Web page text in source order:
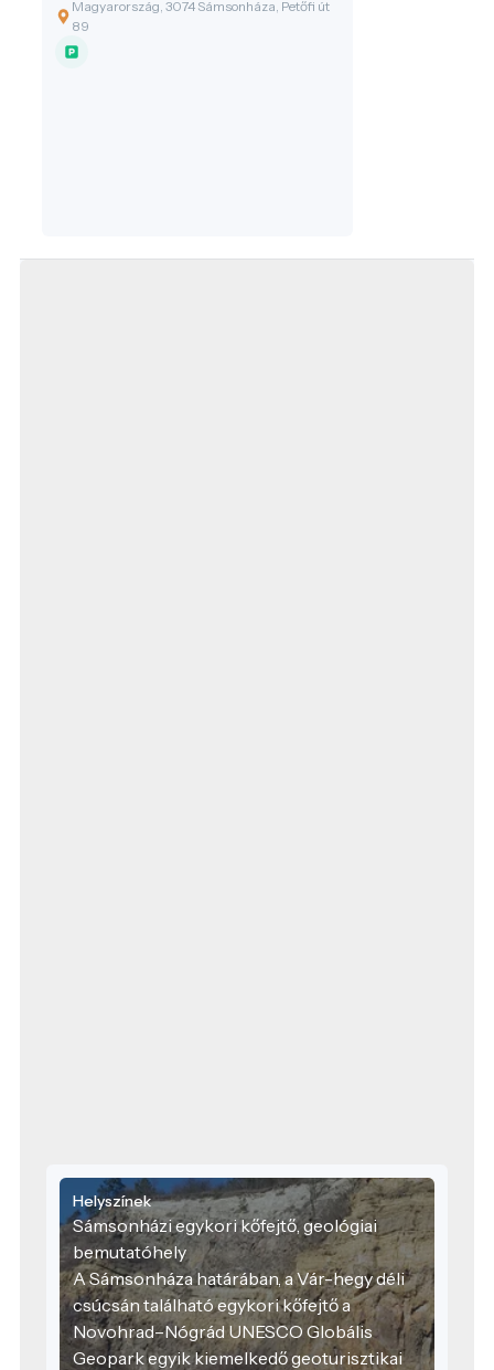
Novohrad–Nógrád UNESCO Globális
Geopark egyik kiemelkedő
geoturisztikai helyszíne.
Magyarország, 3074 Sámsonháza, Petőfi út
89
Helyszínek
Sámsonházi egykori kőfejtő, geológiai
bemutatóhely
A Sámsonháza határában, a Vár-hegy déli
csúcsán található egykori kőfejtő a
Novohrad–Nógrád UNESCO Globális
Geopark egyik kiemelkedő geoturisztikai